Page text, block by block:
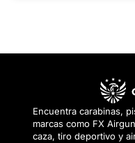
Encuentra carabinas,
marcas como FX
caza, tiro deportivo y